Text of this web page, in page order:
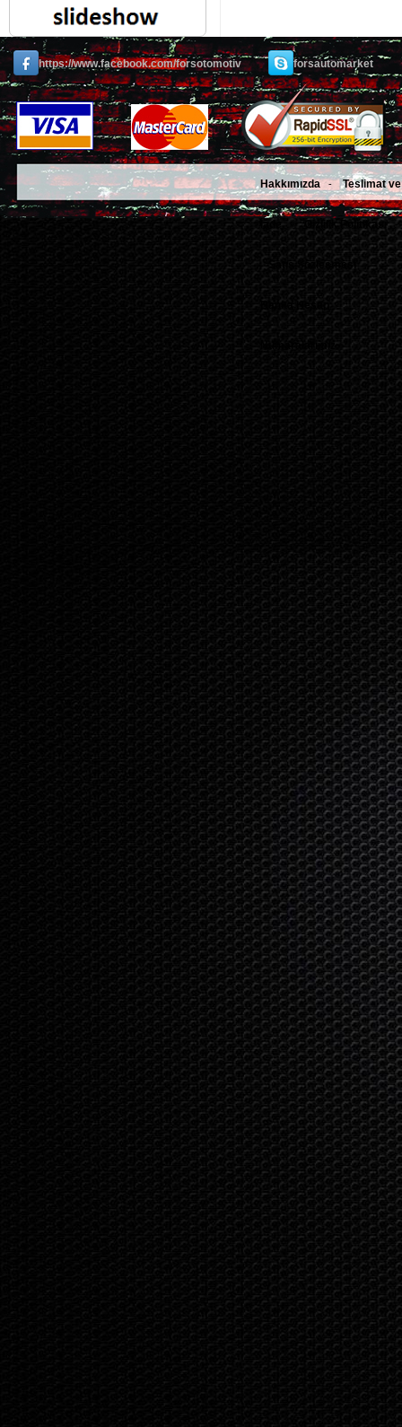
https://www.facebook.com/forsotomotiv forsautomarket
Hakkımızda-Teslimat ve
İade - Gizlilik Politikası -
Satış Sözleşmesi -
Banka Hesap
Numaralarımız